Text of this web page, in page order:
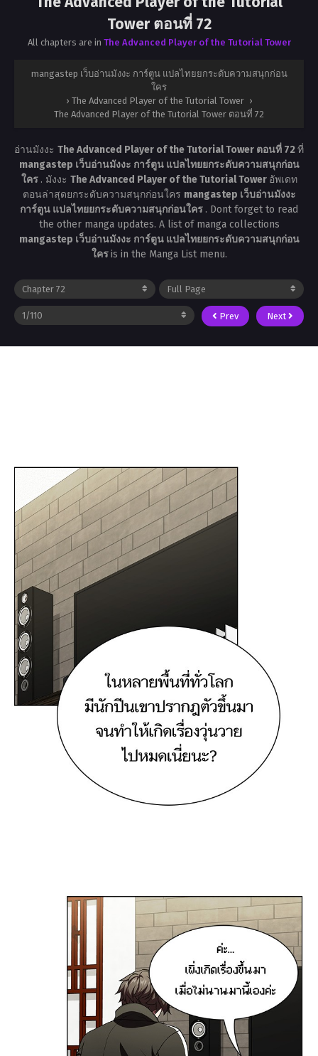
Tower ตอนที่ 72
All chapters are in The Advanced Player of the Tutorial Tower
mangastep เว็บอ่านมังงะ การ์ตูน แปลไทยยกระดับความสนุกก่อน
ใคร
› The Advanced Player of the Tutorial Tower ›
The Advanced Player of the Tutorial Tower ตอนที่ 72
อ่านมังงะ The Advanced Player of the Tutorial Tower ตอนที่ 72ที่
mangastep เว็บอ่านมังงะ การ์ตูน แปลไทยยกระดับความสนุกก่อน
ใคร . มังงะ The Advanced Player of the Tutorial Tower อัพเดท
ตอนล่าสุดยกระดับความสนุกก่อนใคร mangastep เว็บอ่านมังงะ
การ์ตูน แปลไทยยกระดับความสนุกก่อนใคร . Dont forget to read
the other manga updates. A list of manga collections
mangastep เว็บอ่านมังงะ การ์ตูน แปลไทยยกระดับความสนุกก่อน
ใครis in the Manga List menu.
Prev Next